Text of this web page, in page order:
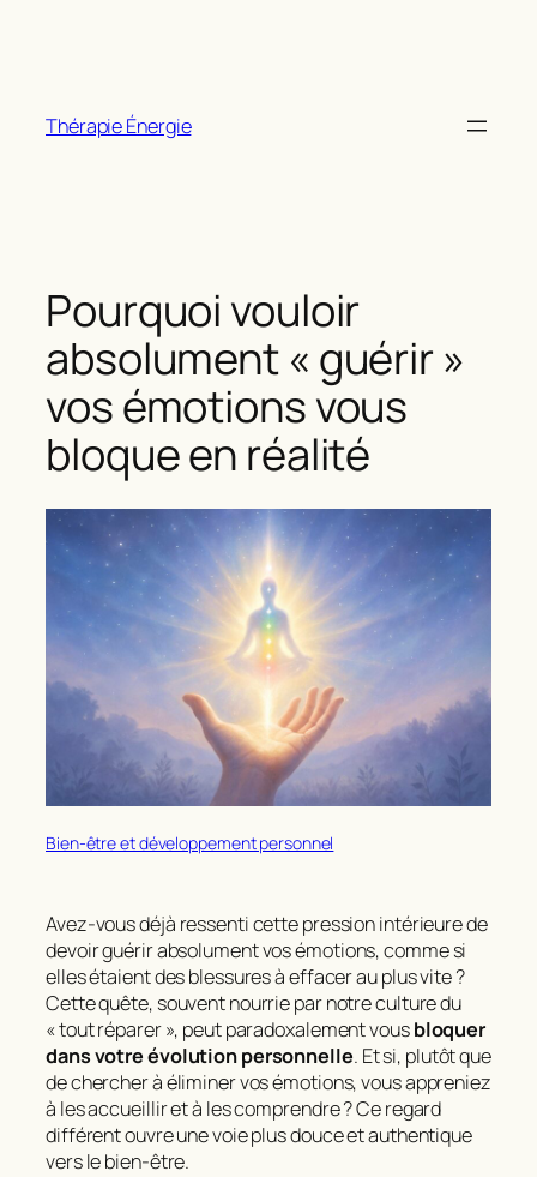
Thérapie Énergie
Pourquoi vouloir
absolument « guérir »
vos émotions vous
bloque en réalité
Bien-être et développement personnel
Avez-vous déjà ressenti cette pression intérieure de
devoirguérir absolumentvos émotions, comme si
elles étaient des blessures à effacer au plus vite ?
Cette quête, souvent nourrie par notre culture du
« tout réparer », peut paradoxalement vousbloquer
dans votre évolution personnelle. Et si, plutôt que
de chercher à éliminer vos émotions, vous appreniez
à lesaccueilliret à les comprendre ? Ce regard
différent ouvre une voie plus douce et authentique
vers le bien-être.